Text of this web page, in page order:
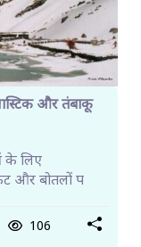
और तंबाकू
के लिए
और बोतलों प
106